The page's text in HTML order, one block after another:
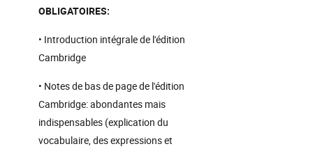
OBLIGATOIRES:
• Introduction intégrale de l'édition
Cambridge
• Notes de bas de page de l'édition
Cambridge: abondantes mais
indispensables (explication du
vocabulaire, des expressions et